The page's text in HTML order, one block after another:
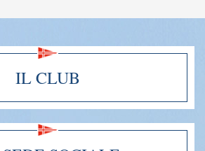
IL CLUB